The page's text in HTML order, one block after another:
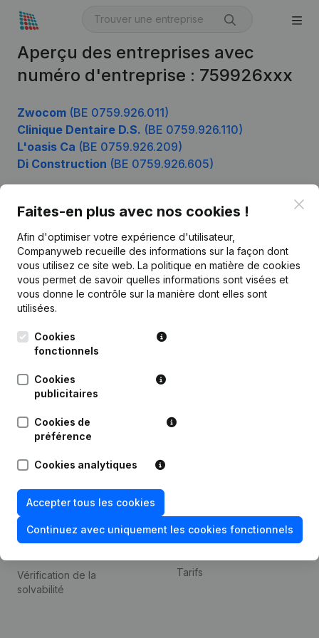
Aperçu des entreprises avec
numéro d'entreprise : 759926xxx
Zwocom (BE 0759.926.011)
Clinique Dentaire D.S. (BE 0759.926.110)
L'oasis Ca (BE 0759.926.209)
Di Construction (BE 0759.926.605)
Faites-en plus avec nos cookies !
Afin d'optimiser votre expérience d'utilisateur,
Companyweb recueille des informations sur la façon dont
vous utilisez ce site web. La politique en matière de cookies
vous permet de savoir quelles informations sont visées et
vous donne le contrôle sur la manière dont elles sont
utilisées.
Cookies
fonctionnels
Cookies
publicitaires
Cookies de
préférence
Cookies analytiques
Accepter tous les cookies
Continuez avec uniquement les cookies fonctionnels
Français
Leuvensesteenweg
248D,
Produit
Informations d’entreprise
Monitoring
Recherche internationale
Thème
de la fraude
Consulter des comptes
annuels
Recherche de numéro de
Vérification de la
solvabilité
Contact
Tarifs